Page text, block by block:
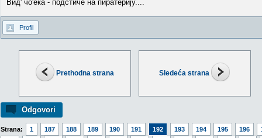
Prethodna strana Sledeća strana
Odgovori
Strana: 1 187 188 189 190 191 192 193 194 195 196
Вид' чо'ека - подстиче на пиратерију....
Profil